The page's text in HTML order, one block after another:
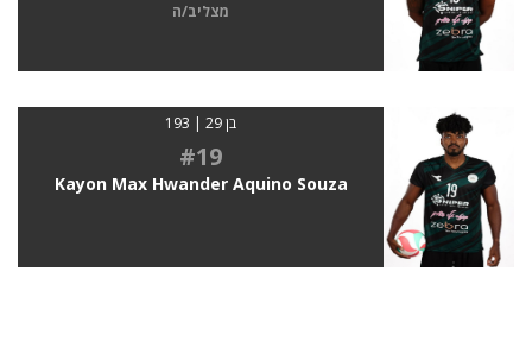
מצליב/ה
בן 29 | 193
#19
Kayon Max Hwander Aquino Souza